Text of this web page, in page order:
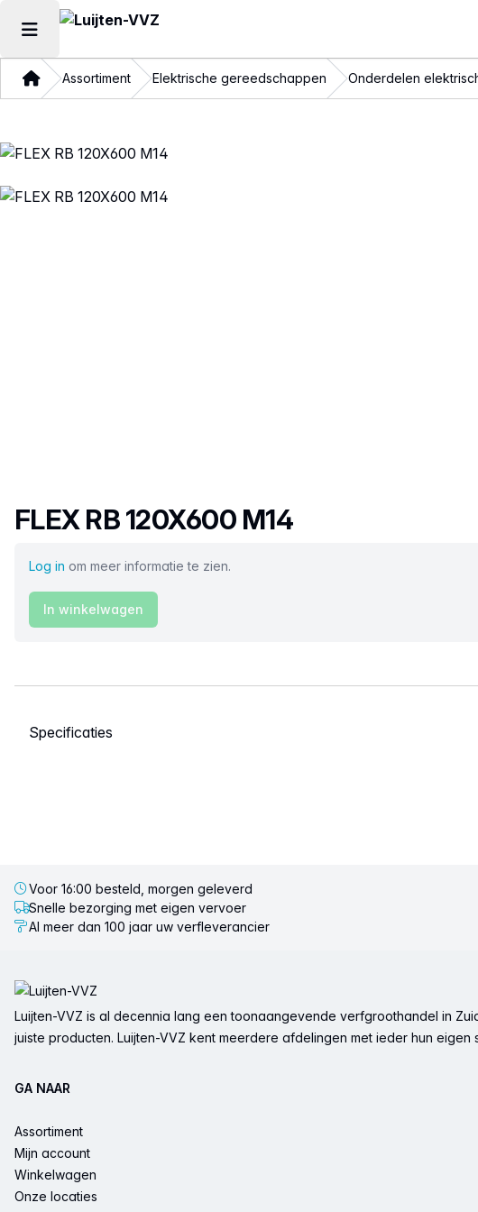
Hoofdmenu openen
ThuisAssortiment Elektrische gereedschappen Onderdelen
Productnaam
FLEX RB 120X600 M14
Log in om meer informatie te zien.
In winkelwagen
Selecteer een tabblad
Voor 16:00 besteld, morgen geleverd
Snelle bezorging met eigen vervoer
Al meer dan 100 jaar uw verfleverancier
Luijten-VVZ is al decennia lang een toonaangevende verfgroothandel in
juiste producten. Luijten-VVZ kent meerdere afdelingen met ieder hun
GA NAAR
Assortiment
Mijn account
Winkelwagen
Onze locaties